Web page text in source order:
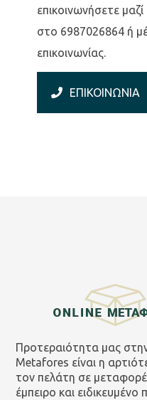
επικοινωνήσετε
στο 6987026864 ή
επικοινωνίας.
ΕΠΙΚΟΙΝΩΝΙΑ
Προτεραιότητα μας
Metafores είναι η
τον πελάτη σε
έμπειρο και